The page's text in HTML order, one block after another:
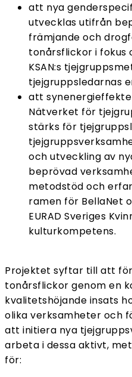
att nya
utvecklas utifrån
främjande och
tonårsflickor i fokus
KSAN:s
tjejgruppsledarnas
att
Nätverket för
stärks för
och utveckling av
beprövad
metodstöd och
ramen för BellaNet
EURAD Sveriges
kulturkompetens.
Projektet syftar till att
tonårsflickor genom en
kvalitetshöjande insats
olika verksamheter och
att initiera nya
arbeta i dessa aktivt,
för: